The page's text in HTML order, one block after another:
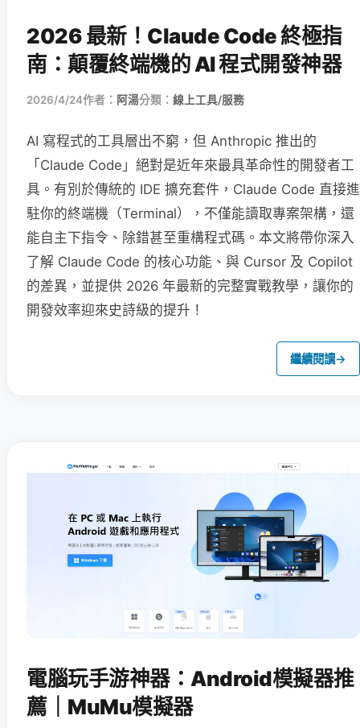
2026 最新！Claude Code 終極指
南：顛覆終端機的 AI 程式開發神器
2026/4/24作者： 阿湯分類： 線上工具/服務
AI 寫程式的工具層出不窮，但 Anthropic 推出的
「Claude Code」絕對是近年來最具革命性的開發者工
具。有別於傳統的 IDE 擴充套件，Claude Code 直接進
駐你的終端機（Terminal），不僅能讀取專案架構，還
能自主下指令、除錯甚至重構程式碼。本文將帶你深入
了解 Claude Code 的核心功能、與 Cursor 及 Copilot
的差異，並提供 2026 年最新的完整實戰教學，讓你的
開發效率迎來史詩級的提升！
繼續閱讀→
電腦玩手游神器：Android模擬器推
薦｜MuMu模擬器